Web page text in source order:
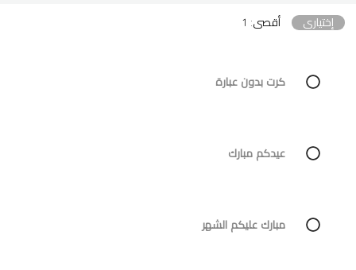
إختياري أقصى: 1
كرت بدون عبارة
عيدكم مبارك
مبارك عليكم الشهر